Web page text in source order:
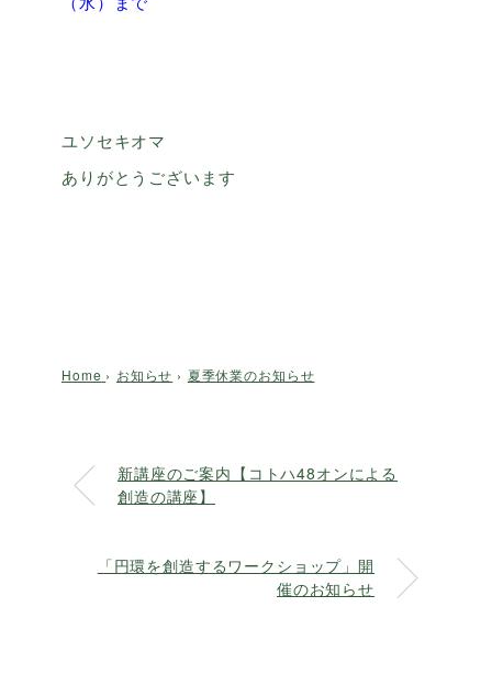
ユソセキオマ
ありがとうございます
Home › お知らせ › 夏季休業のお知らせ
新講座のご案内【コトハ48オンによる
創造の講座】
「円環を創造するワークショップ」開
催のお知らせ